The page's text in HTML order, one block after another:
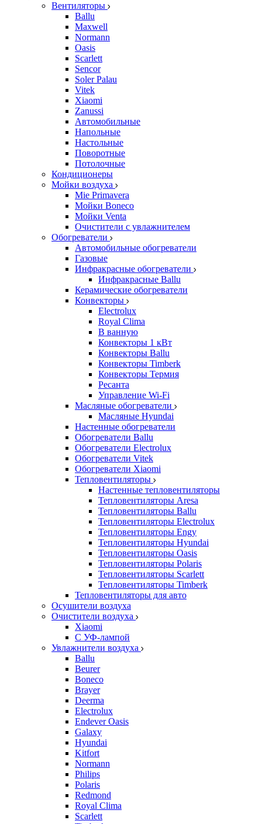
Вентиляторы
Ballu
Maxwell
Normann
Oasis
Scarlett
Sencor
Soler Palau
Vitek
Xiaomi
Zanussi
Автомобильные
Напольные
Настольные
Поворотные
Потолочные
Кондиционеры
Мойки воздуха
Mie Primavera
Мойки Boneco
Мойки Venta
Очистители с увлажнителем
Обогреватели
Автомобильные обогреватели
Газовые
Инфракрасные обогреватели
Инфракрасные Ballu
Керамические обогреватели
Конвекторы
Electrolux
Royal Clima
В ванную
Конвекторы 1 кВт
Конвекторы Ballu
Конвекторы Timberk
Конвекторы Термия
Ресанта
Управление Wi-Fi
Масляные обогреватели
Масляные Hyundai
Настенные обогреватели
Обогреватели Ballu
Обогреватели Electrolux
Обогреватели Vitek
Обогреватели Xiaomi
Тепловентиляторы
Настенные тепловентиляторы
Тепловентиляторы Aresa
Тепловентиляторы Ballu
Тепловентиляторы Electrolux
Тепловентиляторы Engy
Тепловентиляторы Hyundai
Тепловентиляторы Oasis
Тепловентиляторы Polaris
Тепловентиляторы Scarlett
Тепловентиляторы Timberk
Тепловентиляторы для авто
Осушители воздуха
Очистители воздуха
Xiaomi
С УФ-лампой
Увлажнители воздуха
Ballu
Beurer
Boneco
Brayer
Deerma
Electrolux
Endever Oasis
Galaxy
Hyundai
Kitfort
Normann
Philips
Polaris
Redmond
Royal Clima
Scarlett